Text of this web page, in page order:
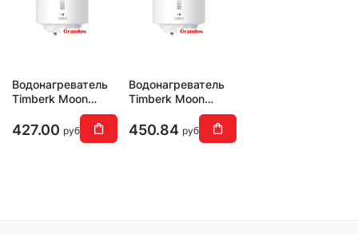
Водонагреватель
Timberk Moon
SWH RE17 50 V
427.00 руб
Водонагреватель
Timberk Moon
SWH RE17 100 V
450.84 руб